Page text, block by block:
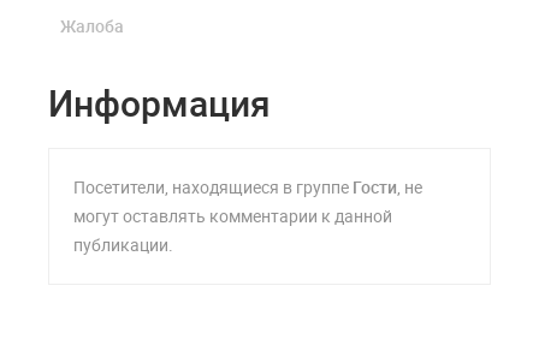
Жалоба
Информация
Посетители, находящиеся в группе Гости, не
могут оставлять комментарии к данной
публикации.